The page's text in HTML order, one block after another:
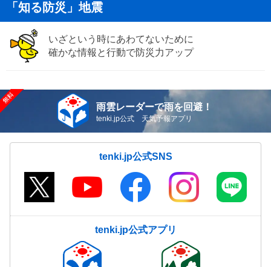
「知る防災」地震
いざという時にあわてないために
確かな情報と行動で防災力アップ
雨雲レーダーで雨を回避！
tenki.jp公式 天気予報アプリ
tenki.jp公式SNS
tenki.jp公式アプリ